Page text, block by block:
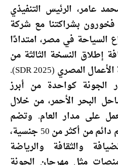
عامر، الرئيس التنفيذي
فخورون بشراكتنا مع شركة
السياحة في مصر، امتدادًا
إطلاق النسخة الثالثة من
التقرير السنوي لقطاع ريادة الأعمال المصري (SDR 2025).
كواحدة من أبرز
البحر الأحمر، من خلال
على مدار العام. وتضم
الجونة أكثر من 25 ألف مقيم دائم من أكثر من 50 جنسية،
والثقافة والرياضة